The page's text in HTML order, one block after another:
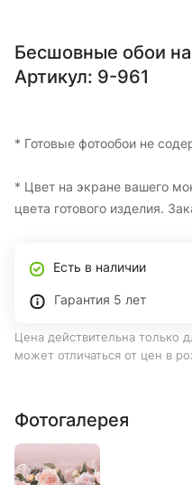
Бесшовные обои
Артикул: 9-961
* Готовые фотообои не
* Цвет на экране вашего
цвета готового изделия.
* Изготовление одной
Казахстану
Есть в наличии
Гарантия 5 лет
Цена действительна только
может отличаться от цен в
Фотогалерея